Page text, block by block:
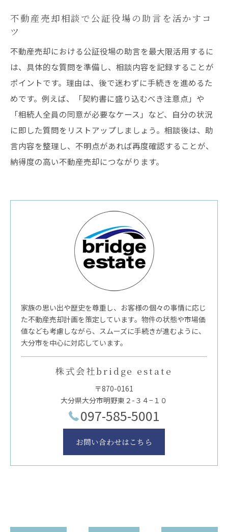
不動産売却相談で公証役場の助言を活かすコ
ツ
不動産売却における公証役場の助言を最大限活用するに
は、具体的な質問を準備し、相談内容を記録することが
ポイントです。理由は、後で迷わずに手続きを進めるた
めです。例えば、「契約書に盛り込むべき注意点」や
「相続人全員の同意が必要なケース」など、自分の状況
に即した質問をリストアップしましょう。相談後は、助
言内容を整理し、不明点があれば再度確認することが、
納得度の高い不動産売却につながります。
家族の思い出や歴史を尊重し、お客様の個々の事情に応じ
た不動産売却計画を策定しています。物件の状態や市場価
値なども考慮しながら、スムーズに手続きが進むように、
大分市を中心に対応しています。
株式会社bridge estate
〒870-0161
大分県大分市明野東２-３４−１０
097-585-5001
お問い合わせはこちら